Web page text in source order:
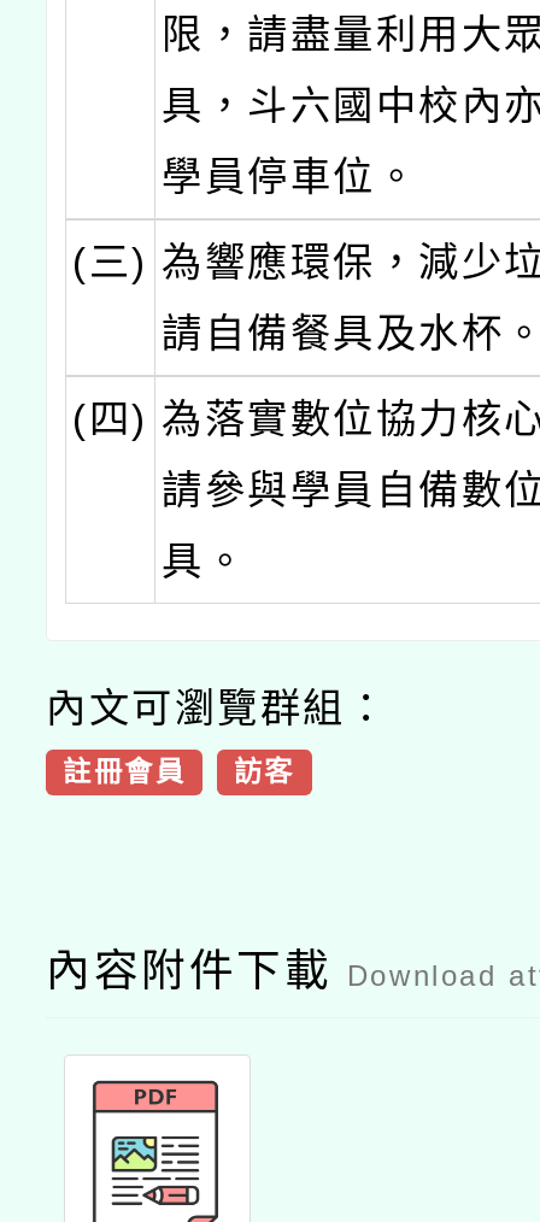
限，請盡量利用大
具，斗六國中校內
學員停車位。
(三) 為響應環保，減少
請自備餐具及水杯
(四) 為落實數位協力核
請參與學員自備數
具。
內文可瀏覽群組：
註冊會員 訪客
內容附件下載 Download